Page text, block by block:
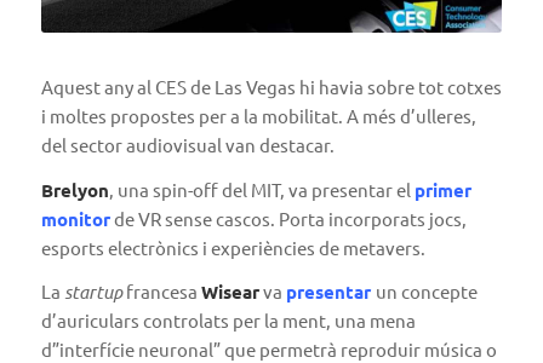
Aquest any al CES de Las Vegas hi havia sobre tot cotxes
i moltes propostes per a la mobilitat. A més d’ulleres,
del sector audiovisual van destacar.
Brelyon , una spin-off del MIT, va presentar el primer
monitorde VR sense cascos. Porta incorporats jocs,
esports electrònics i experiències de metavers.
La startupfrancesa Wisearva presentar un concepte
d’auriculars controlats per la ment, una mena
d”interfície neuronal” que permetrà reproduir música o